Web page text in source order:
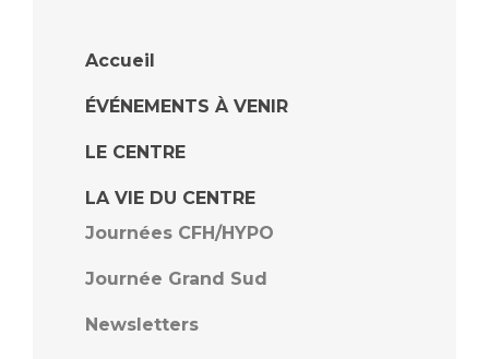
Accueil
ÉVÉNEMENTS À VENIR
LE CENTRE
LA VIE DU CENTRE
Journées CFH/HYPO
Journée Grand Sud
Newsletters